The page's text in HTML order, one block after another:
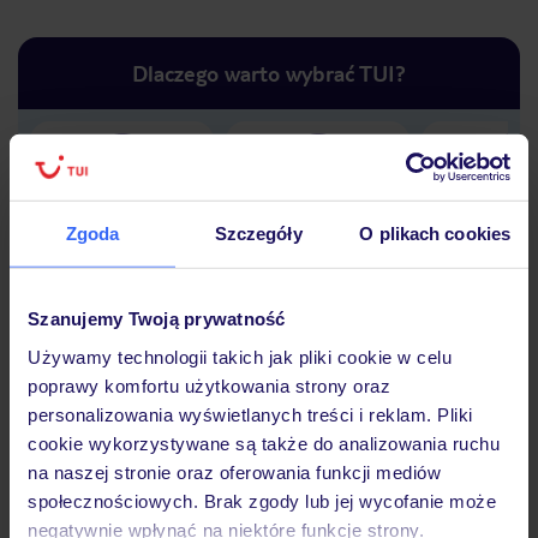
Zgoda Szczegóły O plikach cookies
Szanujemy Twoją prywatność
Używamy technologii takich jak pliki cookie w celu
poprawy komfortu użytkowania strony oraz
personalizowania wyświetlanych treści i reklam. Pliki
cookie wykorzystywane są także do analizowania ruchu
na naszej stronie oraz oferowania funkcji mediów
społecznościowych. Brak zgody lub jej wycofanie może
negatywnie wpłynąć na niektóre funkcje strony.
Dlaczego warto wybrać TUI?
Lider niskich cen
Największe biuro
podróży w Polsce
30 lat w
Hotel
Opinie